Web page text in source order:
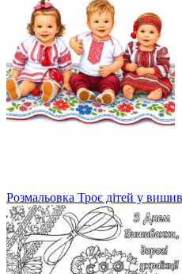
Розмальовка Троє дітей у